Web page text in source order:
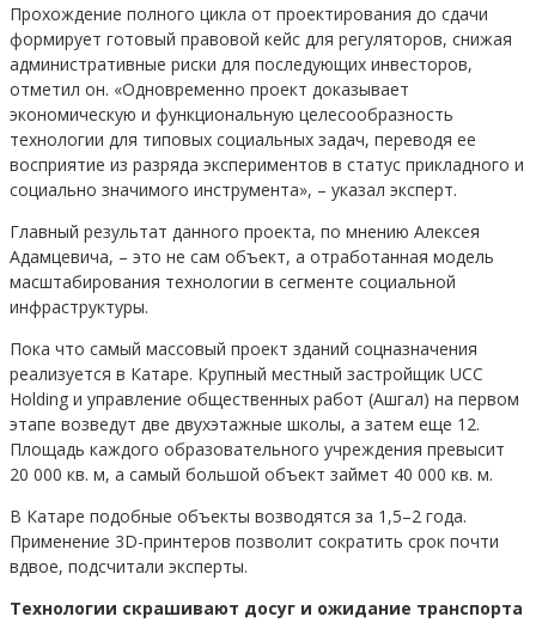
Прохождение полного цикла от проектирования до сдачи
формирует готовый правовой кейс для регуляторов, снижая
административные риски для последующих инвесторов,
отметил он. «Одновременно проект доказывает
экономическую и функциональную целесообразность
технологии для типовых социальных задач, переводя ее
восприятие из разряда экспериментов в статус прикладного и
социально значимого инструмента», – указал эксперт.
Главный результат данного проекта, по мнению Алексея
Адамцевича, – это не сам объект, а отработанная модель
масштабирования технологии в сегменте социальной
инфраструктуры.
Пока что самый массовый проект зданий соцназначения
реализуется в Катаре. Крупный местный застройщик UCC
Holding и управление общественных работ (Ашгал) на первом
этапе возведут две двухэтажные школы, а затем еще 12.
Площадь каждого образовательного учреждения превысит
20 000 кв. м, а самый большой объект займет 40 000 кв. м.
В Катаре подобные объекты возводятся за 1,5–2 года.
Применение 3D-принтеров позволит сократить срок почти
вдвое, подсчитали эксперты.
Технологии скрашивают досуг и ожидание транспорта